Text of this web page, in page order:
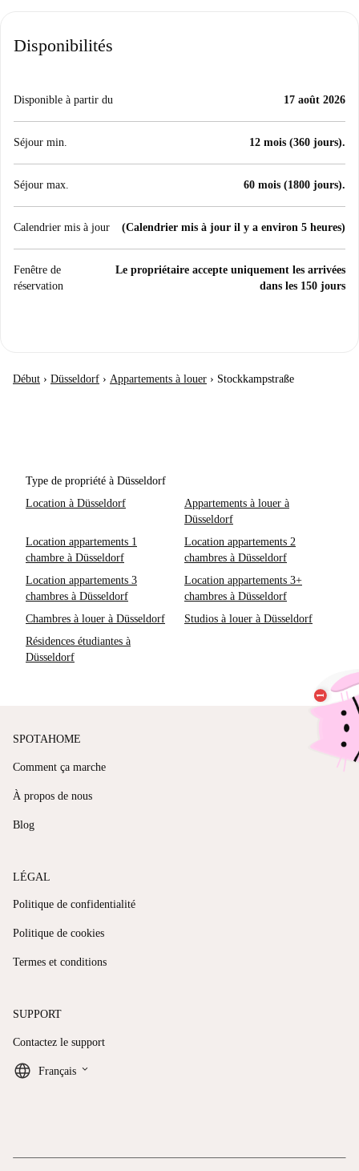
Disponibilités
Disponible à partir du 17 août 2026
Séjour min. 12 mois (360 jours).
Séjour max. 60 mois (1800 jours).
Calendrier mis à jour (Calendrier mis à jour il y a environ 5 heures)
Fenêtre de
réservation
Le propriétaire accepte uniquement les arrivées
dans les 150 jours
Début › Düsseldorf › Appartements à louer › Stockkampstraße
Type de propriété à Düsseldorf
Location à Düsseldorf
Appartements à louer à
Düsseldorf
Location appartements 1
chambre à Düsseldorf
Location appartements 2
chambres à Düsseldorf
Location appartements 3
chambres à Düsseldorf
Location appartements 3+
chambres à Düsseldorf
Chambres à louer à Düsseldorf
Studios à louer à Düsseldorf
Résidences étudiantes à
Düsseldorf
SPOTAHOME
Comment ça marche
À propos de nous
Blog
LÉGAL
Politique de confidentialité
Politique de cookies
Termes et conditions
SUPPORT
Contactez le support
Français keyboard_arrow_down